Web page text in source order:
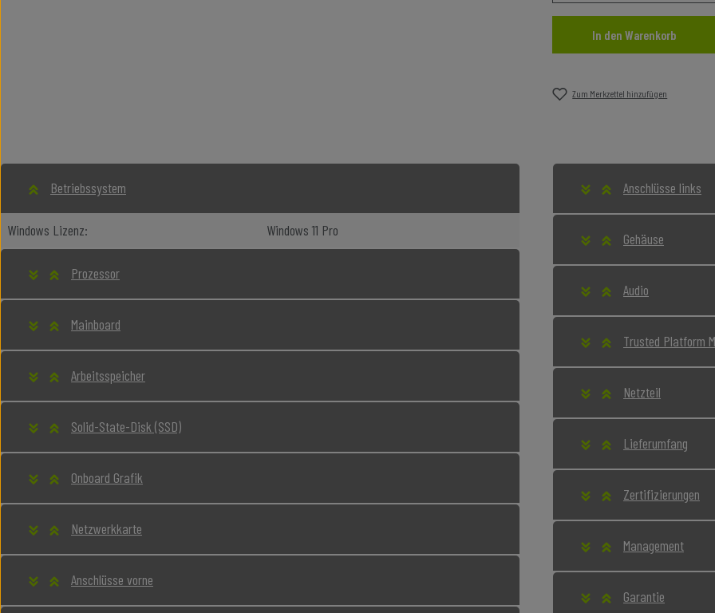
In den Warenkorb
Zum Merkzettel hinzufügen
Betriebssystem
Windows Lizenz: Windows 11 Pro
Prozessor
Mainboard
Arbeitsspeicher
Solid-State-Disk (SSD)
Onboard Grafik
Netzwerkkarte
Anschlüsse vorne
Anschlüsse links
Gehäuse
Audio
Trusted Platform
Netzteil
Lieferumfang
Zertifizierungen
Management
Garantie